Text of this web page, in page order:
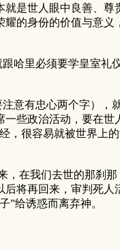
是世人眼中良善、
的身份的价值与意
里必须要学皇室礼
有忠心两个字），
些政治活动，要在
，很容易就被世界上
我们去世的那刹那
将再回来，审判死
”给诱惑而离弃神。